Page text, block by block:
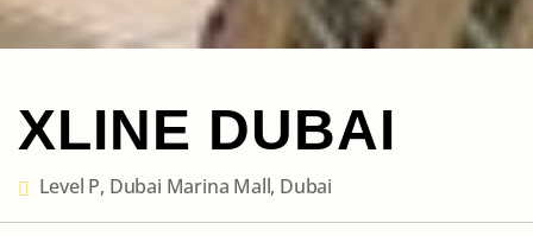
XLINE DUBAI
Level P, Dubai Marina Mall, Dubai